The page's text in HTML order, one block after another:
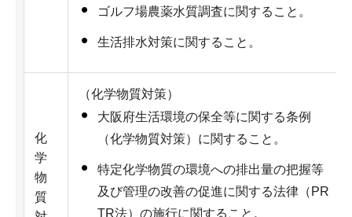
ゴルフ場農薬水質調査に関すること。
生活排水対策に関すること。
化
学
物
質
（化学物質対策）
大阪府生活環境の保全等に関する条例
（化学物質対策）に関すること。
特定化学物質の環境への排出量の把握等
及び管理の改善の促進に関する法律（PR
TR法）の施行に関すること。